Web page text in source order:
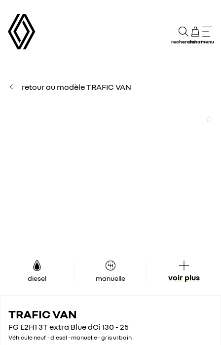
rechercheachatmenu
retour au modèle TRAFIC VAN
diesel manuelle voir plus
TRAFIC VAN
FG L2H1 3T extra Blue dCi 130 - 25
Véhicule neuf - diesel - manuelle - gris urbain